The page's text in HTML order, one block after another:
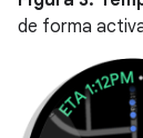
de forma